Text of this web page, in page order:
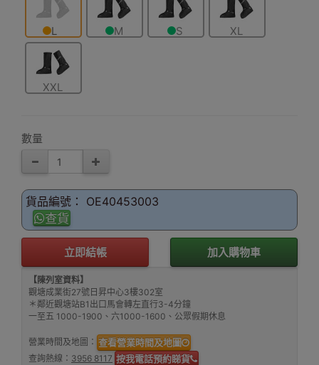
L M S XL
XXL
數量
貨品編號： OE40453003
查貨
立即結帳 加入購物車
【陳列室資料】
觀塘成業街27號日昇中心3樓302室
＊鄰近觀塘站B1出口馬會轉左直行3-4分鐘
一至五 1000-1900、六1000-1600、公眾假期休息
營業時間及地圖： 查看營業時間及地圖
查詢熱線： 3956 8117 按我電話預約睇貨